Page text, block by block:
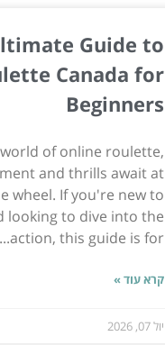
Guide to
Canada for
Beginners
of online roulette,
and thrills await at
wheel. If you're new to
looking to dive into the
action, this guide is for...
קרא עוד »
יול 07, 2026